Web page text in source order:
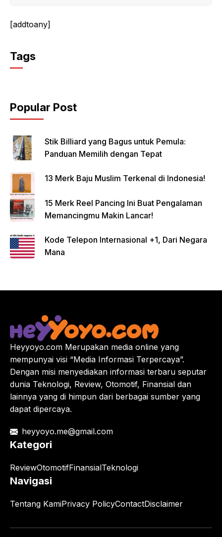
[addtoany]
Tags
Popular Post
Stik Billiard yang Bagus untuk Pemula:
Panduan Memilih dengan Tepat
13 Merk Baju Muslim Terkenal di Indonesia!
15 Merk Reel Pancing Ini Buat Pengalaman
Memancingmu Makin Lancar!
Kode Telepon Internasional +1, Dari Negara
Mana
Heyyoyo.com Merupakan media online yang
mempunyai visi “Media Informasi Terpercaya”.
Dengan misi menyediakan informasi terbaru seputar
dunia Teknologi, Review, Otomotif, Finansial dan
lainnya yang di himpun dari berbagai sumber yang
dapat dipercaya.
heyyoyo.me@gmail.com
Kategori
ReviewOtomotifFinansialTeknologi
Navigasi
Tentang KamiPrivacy PolicyContactDisclaimer